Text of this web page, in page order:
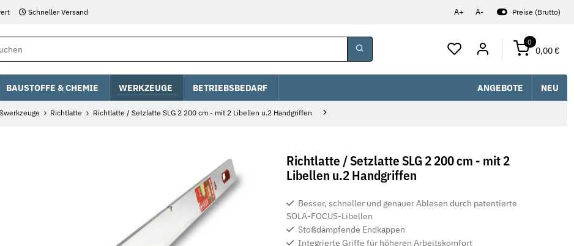
A+ A- Preise (Brutto)
Schneller Versand
0
0,00 €
BAUSTOFFE & CHEMIE WERKZEUGE BETRIEBSBEDARF ANGEBOTE NEU
Richtlatte Richtlatte / Setzlatte SLG 2 200 cm - mit 2 Libellen u.2 Handgriffen
Richtlatte / Setzlatte SLG 2 200 cm - mit 2
Libellen u.2 Handgriffen
Besser, schneller und genauer Ablesen durch patentierte
SOLA-FOCUS-Libellen
Stoßdämpfende Endkappen
Integrierte Griffe für höheren Arbeitskomfort